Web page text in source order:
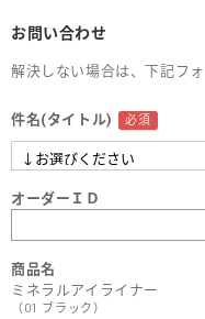
お問い合わせ
解決しない場合は、下記フ
件名(タイトル)
オーダーＩＤ
商品名
ミネラルアイライナー
（01 ブラック）